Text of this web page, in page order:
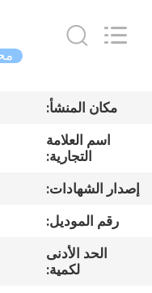
بيت
منتجات
معلومات
Instrument
Co.,Ltd.
مكان المنشأ:
اسم العلامة
التجارية:
إصدار الشهادات:
رقم الموديل:
الحد الأدنى
لكمية: